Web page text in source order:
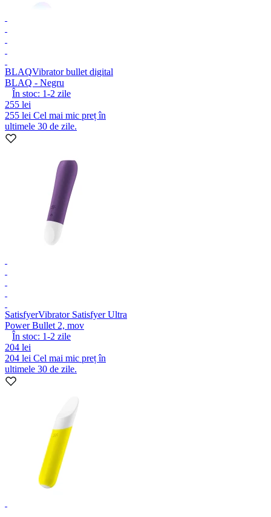
BLAQVibrator bullet digital
BLAQ - Negru
În stoc: 1-2 zile
255 lei
255 lei Cel mai mic preț în
ultimele 30 de zile.
SatisfyerVibrator Satisfyer Ultra
Power Bullet 2, mov
În stoc: 1-2 zile
204 lei
204 lei Cel mai mic preț în
ultimele 30 de zile.